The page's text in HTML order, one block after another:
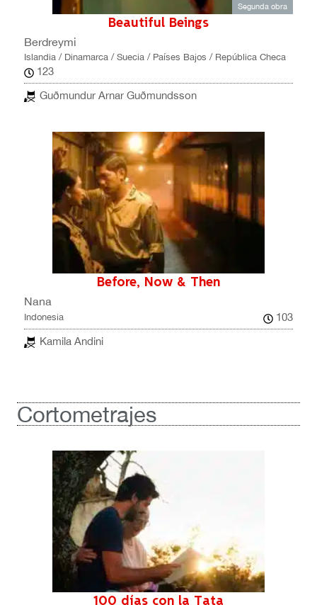
Segunda obra
Beautiful Beings
Berdreymi
Islandia / Dinamarca / Suecia / Países Bajos / República Checa
123
Guðmundur Arnar Guðmundsson
Before, Now & Then
Nana
Indonesia
103
Kamila Andini
Cortometrajes
100 días con la Tata